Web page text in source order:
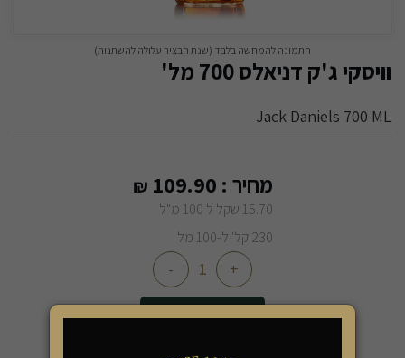
התמונה להמחשה בלבד (שנת הבציר עלולה להשתנות)
וויסקי ג'ק דניאלס 700 מל'
Jack Daniels 700 ML
מחיר : 109.90
₪
15.70 שקל ל 100 מ"ל
230 קל' ל-100 מל
+
-
הוספה לסל